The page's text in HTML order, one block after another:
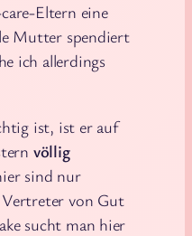
Eltern eine
Mutter spendiert
ich allerdings
ist, ist er auf
völlig
sind nur
von Gut
sucht man hier